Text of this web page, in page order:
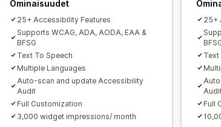
Ominaisuudet
25+ Accessibility Features
Supports WCAG, ADA, AODA, EAA &
BFSG
Text To Speech
Multiple Languages
Auto-scan and update Accessibility
Audit
Full Customization
3,000 widget impressions/ month
25+
Text
Full